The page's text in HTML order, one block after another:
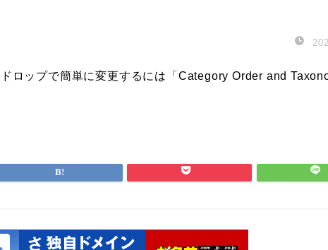
ロップで簡単に変更するには「Category Order and